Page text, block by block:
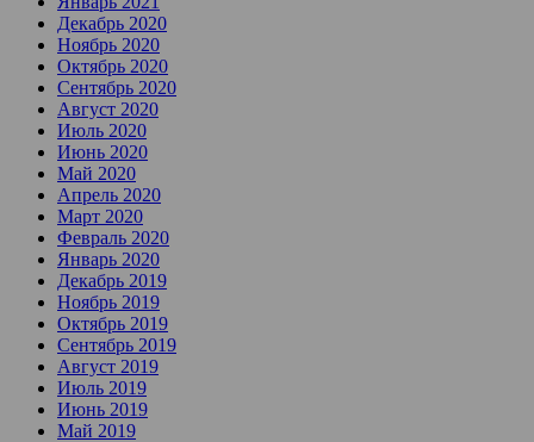
Декабрь 2020
Ноябрь 2020
Октябрь 2020
Сентябрь 2020
Август 2020
Июль 2020
Июнь 2020
Май 2020
Апрель 2020
Март 2020
Февраль 2020
Январь 2020
Декабрь 2019
Ноябрь 2019
Октябрь 2019
Сентябрь 2019
Август 2019
Июль 2019
Июнь 2019
Май 2019